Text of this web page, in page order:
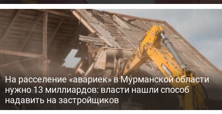
На расселение «авариек» в Мурманской области
нужно 13 миллиардов: власти нашли способ
надавить на застройщиков